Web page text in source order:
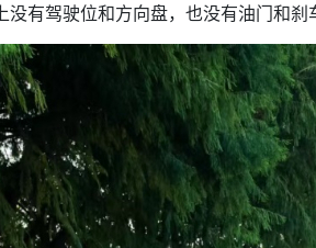
有驾驶位和方向盘，也没有油门和刹